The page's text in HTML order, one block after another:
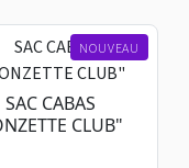
NOUVEAU
SAC CABAS
CLUB"